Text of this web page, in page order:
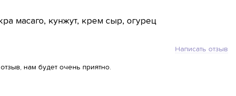
масаго, кунжут, крем сыр, огурец
Написать отзыв
нам будет очень приятно.